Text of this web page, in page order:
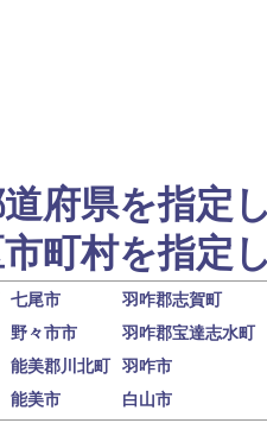
府県を指定
市町村を指定
七尾市
羽咋郡志賀町
野々市市
羽咋郡宝達志水町
能美郡川北町
羽咋市
能美市 白山市